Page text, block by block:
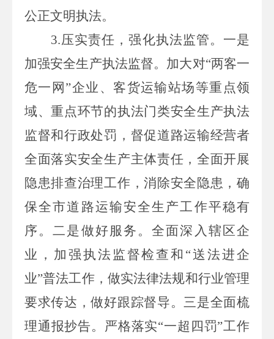
公正文明执法。
3.压实责任，强化执法监管。一是
加强安全生产执法监督。加大对“两客一
危一网”企业、客货运输站场等重点领
域、重点环节的执法门类安全生产执法
监督和行政处罚，督促道路运输经营者
全面落实安全生产主体责任，全面开展
隐患排查治理工作，消除安全隐患，确
保全市道路运输安全生产工作平稳有
序。二是做好服务。全面深入辖区企
业，加强执法监督检查和“送法进企
业”普法工作，做实法律法规和行业管理
要求传达，做好跟踪督导。三是全面梳
理通报抄告。严格落实“一超四罚”工作